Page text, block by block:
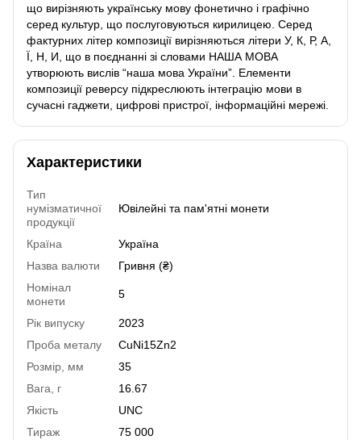
що вирізняють українську мову фонетично і графічно
серед культур, що послуговуються кирилицею. Серед
фактурних літер композиції вирізняються літери У, К, Р, А,
Ї, Н, И, що в поєднанні зі словами НАША МОВА
утворюють вислів “наша мова України”. Елементи
композиції реверсу підкреслюють інтеграцію мови в
сучасні гаджети, цифрові пристрої, інформаційні мережі.
Характеристики
Тип
нумізматичної
продукції
Ювілейні та пам'ятні монети
Країна
Україна
Назва валюти
Гривня (₴)
Номінал
монети
5
Рік випуску
2023
Проба металу
СuNi15Zn2
Розмір, мм
35
Вага, г
16.67
Якість
UNC
Тираж
75 000